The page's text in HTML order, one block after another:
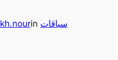
kh.nourin سباقات